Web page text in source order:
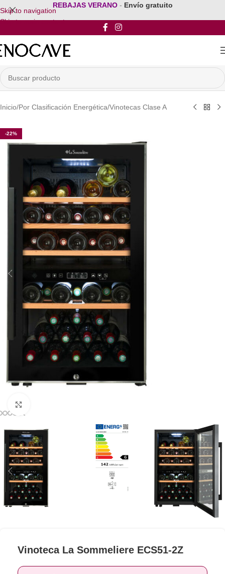
Skip to navigation
Skip to main content
REBAJAS VERANO - Envío gratuito
Inicio/Por Clasificación Energética/Vinotecas Clase A
-22%
Vinoteca La Sommeliere ECS51-2Z